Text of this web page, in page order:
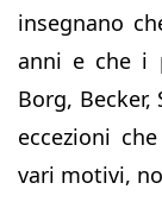
insegnano
anni e che i
Borg,
eccezioni
vari motivi,